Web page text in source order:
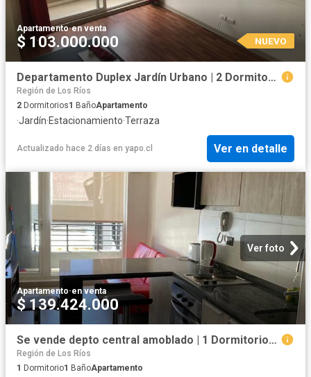
Apartamento·en venta
$ 103.000.000 NUEVO
Departamento Duplex Jardín Urbano | 2 Dormitorios por 103000. 00 en Valdivia
Región de Los Ríos
2 Dormitorios1 BañoApartamento
·Jardín·Estacionamiento·Terraza
Actualizado hace 2 días en yapo.cl Ver en detalle
Ver foto
Apartamento·en venta
$ 139.424.000
Se vende depto central amoblado | 1 Dormitorios por 3600.00 en Valdivia
Región de Los Ríos
1 Dormitorio1 BañoApartamento